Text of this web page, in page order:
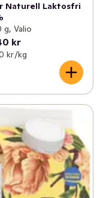
Naturell Laktosfri
g, Valio
kr
kr /kg